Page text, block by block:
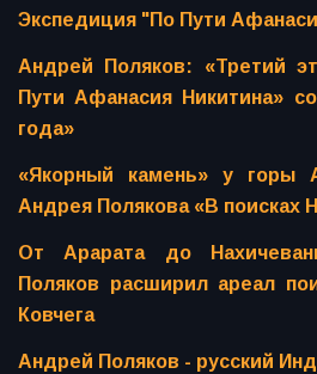
Экспедиция "По Пути
Андрей Поляков: «Третий
Пути Афанасия Никитина»
года»
«Якорный камень» у горы
Андрея Полякова «В поисках
От Арарата до
Поляков расширил ареал
Ковчега
Андрей Поляков - русский